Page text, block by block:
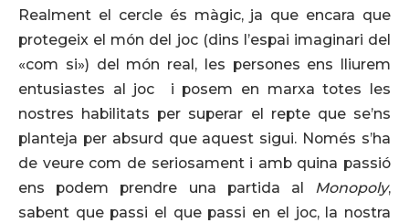
Realment el cercle és màgic, ja que encara que
protegeix el món del joc (dins l’espai imaginari del
«com si») del món real, les persones ens lliurem
entusiastes al joc i posem en marxa totes les
nostres habilitats per superar el repte que se’ns
planteja per absurd que aquest sigui. Només s’ha
de veure com de seriosament i amb quina passió
ens podem prendre una partida al Monopoly,
sabent que passi el que passi en el joc, la nostra